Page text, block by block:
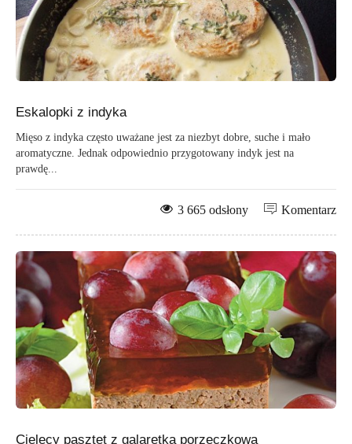
Eskalopki z indyka
Mięso z indyka często uważane jest za niezbyt dobre, suche i mało
aromatyczne. Jednak odpowiednio przygotowany indyk jest na
prawdę...
Komentarz
3 665 odsłony
Cielęcy pasztet z galaretką porzeczkową